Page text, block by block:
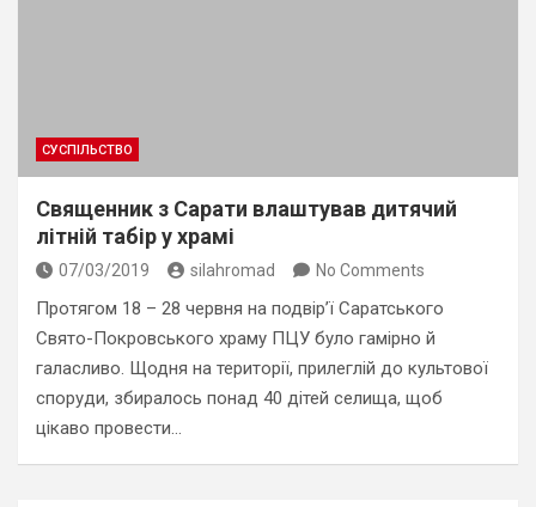
СУСПІЛЬСТВО
Священник з Сарати влаштував дитячий
літній табір у храмі
07/03/2019 silahromad No Comments
Протягом 18 – 28 червня на подвір’ї Саратського
Свято-Покровського храму ПЦУ було гамірно й
галасливо. Щодня на території, прилеглій до культової
споруди, збиралось понад 40 дітей селища, щоб
цікаво провести…